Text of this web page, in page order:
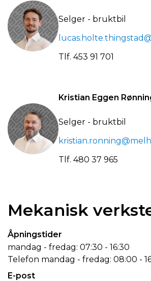
Selger - bruktbil
Tlf. 453 91 701
Kristian Eggen
Selger - bruktbil
Tlf. 480 37 965
Mekanisk
Åpningstider
mandag - fredag: 07:30 - 16:30
Telefon mandag - fredag: 08:00 -
E-post